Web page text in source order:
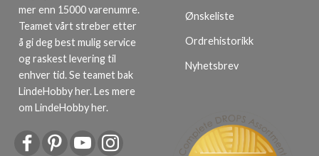
mer enn 15000 varenumre.
Teamet vårt streber etter
å gi deg best mulig service
og raskest levering til
enhver tid. Se teamet bak
LindeHobby her.Les mere
om LindeHobby her.
Ønskeliste
Ordrehistorikk
Nyhetsbrev